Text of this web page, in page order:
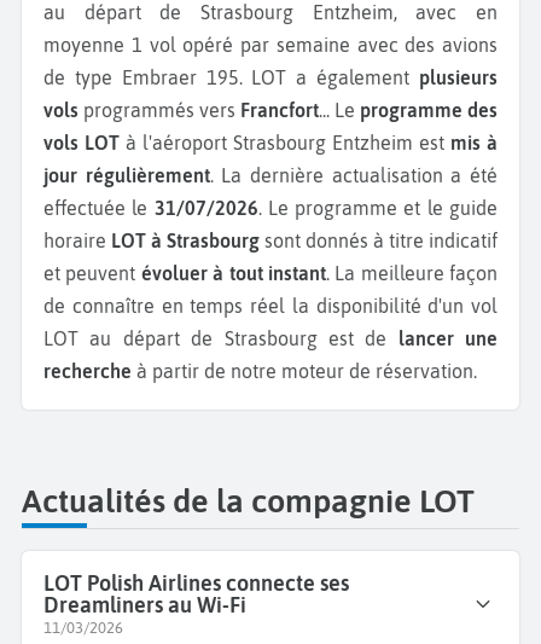
au départ de Strasbourg Entzheim, avec en
moyenne 1 vol opéré par semaine avec des avions
de type Embraer 195. LOT a également plusieurs
vols programmés vers Francfort... Le programme des
vols LOT à l'aéroport Strasbourg Entzheim est mis à
jour régulièrement. La dernière actualisation a été
effectuée le 31/07/2026. Le programme et le guide
horaire LOT à Strasbourg sont donnés à titre indicatif
et peuvent évoluer à tout instant. La meilleure façon
de connaître en temps réel la disponibilité d'un vol
LOT au départ de Strasbourg est de lancer une
recherche à partir de notre moteur de réservation.
Actualités de la compagnie LOT
LOT Polish Airlines connecte ses
Dreamliners au Wi-Fi
11/03/2026